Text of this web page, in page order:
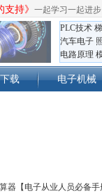
持》 一起学习一起进
PLC技术
汽车电子
电路原理
载 电子机械
【电子从业人员必备手